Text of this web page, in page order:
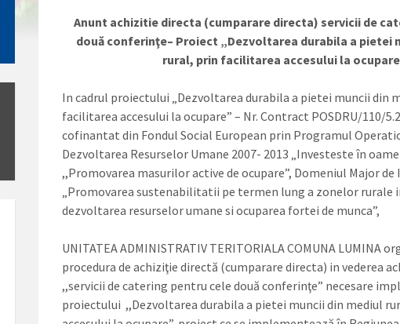
Anunt achizitie directa (cumparare directa) servicii de
două conferinţe– Proiect „Dezvoltarea durabila a pietei
rural, prin facilitarea accesului la
In cadrul proiectului „Dezvoltarea durabila a pietei muncii din
facilitarea accesului la ocupare” – Nr. Contract POSDRU/110/
cofinantat din Fondul Social European prin Programul
Dezvoltarea Resurselor Umane 2007- 2013 „Investeste în
,,Promovarea masurilor active de ocupare”, Domeniul Major de
„Promovarea sustenabilitatii pe termen lung a zonelor rurale
dezvoltarea resurselor umane si ocuparea fortei de munca”,
UNITATEA ADMINISTRATIV TERITORIALA COMUNA LUMINA
procedura de achiziţie directă (cumparare directa) in vederea
,,servicii de catering pentru cele două conferinţe” necesare
proiectului ,,Dezvoltarea durabila a pietei muncii din mediul